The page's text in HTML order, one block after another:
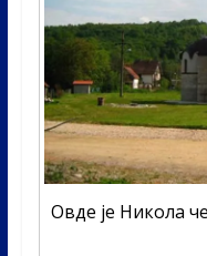
Овде је Никола